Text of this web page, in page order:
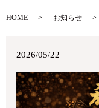
HOME お知らせ
2026/05/22